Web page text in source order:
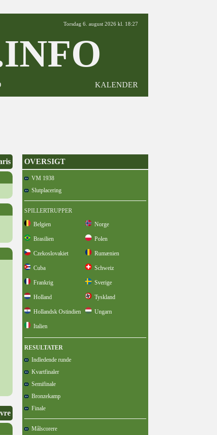
Torsdag 6. august 2026 kl. 18:27
KALENDER
OVERSIGT
VM 1938
Slutplacering
SPILLERTRUPPER
Belgien
Norge
Brasilien Polen
Czekoslovakiet Rumænien
Cuba Schweiz
Frankrig Sverige
Holland Tyskland
Hollandsk Ostindien Ungarn
Italien
RESULTATER
Indledende runde
Kvartfinaler
Semifinale
Bronzekamp
Finale
Målscorere